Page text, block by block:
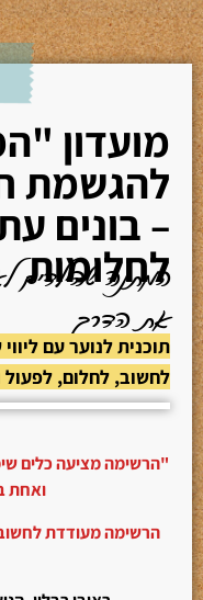
מועדון
להגשמת
– בונים
לחלומות
המתנה שהילדים
את הדרך
תוכנית לנוער עם
לחשוב, לחלום, לפעול
"הרשימה מציעה כלים
ואחת
הרשימה מעודדת